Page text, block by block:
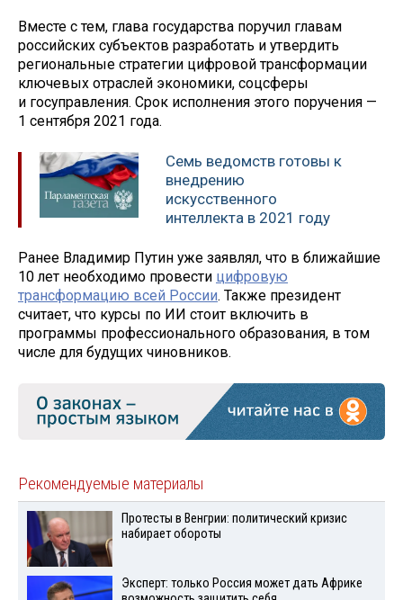
Вместе с тем, глава государства поручил главам
российских субъектов разработать и утвердить
региональные стратегии цифровой трансформации
ключевых отраслей экономики, соцсферы
и госуправления. Срок исполнения этого поручения —
1 сентября 2021 года.
Семь ведомств готовы к
внедрению
искусственного
интеллекта в 2021 году
Ранее Владимир Путин уже заявлял, что в ближайшие
10 лет необходимо провести цифровую
трансформацию всей России. Также президент
считает, что курсы по ИИ стоит включить в
программы профессионального образования, в том
числе для будущих чиновников.
Рекомендуемые материалы
Протесты в Венгрии: политический кризис
набирает обороты
Эксперт: только Россия может дать Африке